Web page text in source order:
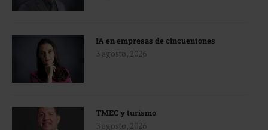
IA en empresas de cincuentones
3 agosto, 2026
TMEC y turismo
3 agosto, 2026